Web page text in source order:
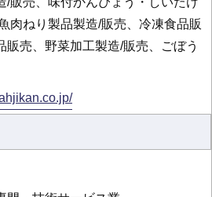
肉ねり製品製造/販売、冷凍食品販
販売、野菜加工製造/販売、ごぼう